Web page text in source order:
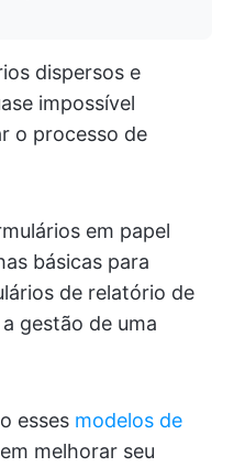
dispersos e
impossível
o processo de
em papel
básicas para
de relatório de
gestão de uma
esses modelos de
melhorar seu